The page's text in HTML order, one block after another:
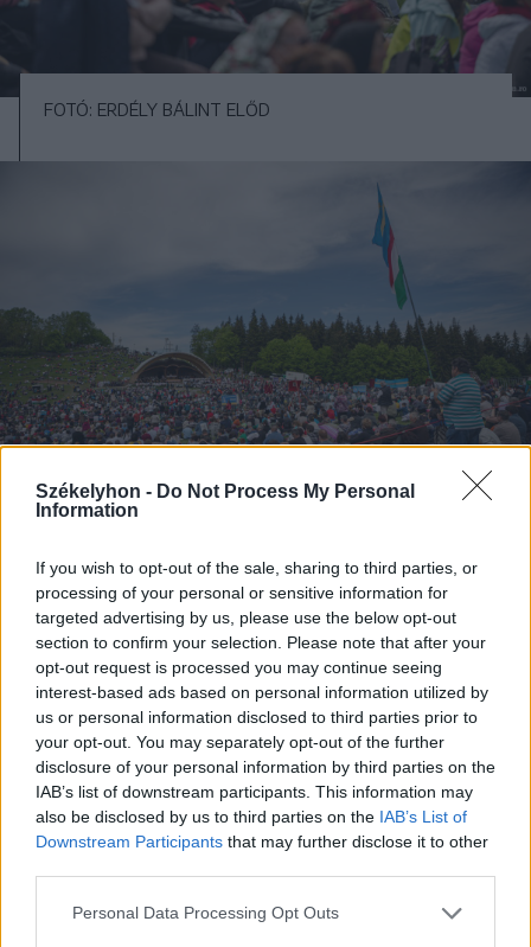
Székelyhon - Do Not Process My Personal
Information
If you wish to opt-out of the sale, sharing to third parties, or
processing of your personal or sensitive information for
targeted advertising by us, please use the below opt-out
section to confirm your selection. Please note that after your
opt-out request is processed you may continue seeing
interest-based ads based on personal information utilized by
us or personal information disclosed to third parties prior to
your opt-out. You may separately opt-out of the further
disclosure of your personal information by third parties on the
IAB’s list of downstream participants. This information may
also be disclosed by us to third parties on the IAB’s List of
Downstream Participants that may further disclose it to other
Personal Data Processing Opt Outs
FOTÓ: ERDÉLY BÁLINT ELŐD